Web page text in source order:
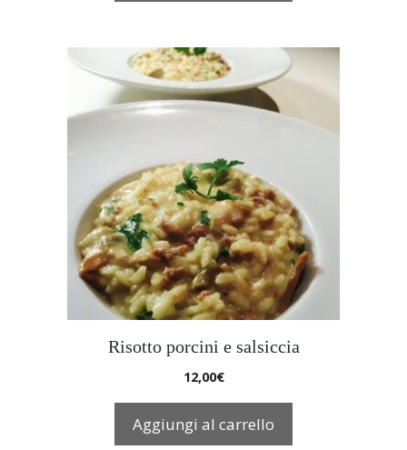
Risotto porcini e salsiccia
12,00€
Aggiungi al carrello